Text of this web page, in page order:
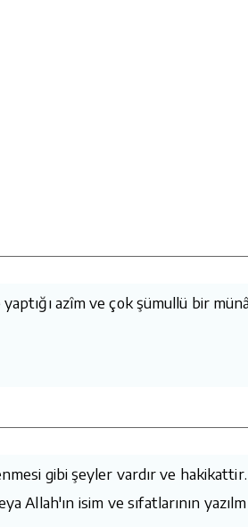
azîm ve çok şümullü bir
gibi şeyler vardır ve hakikattir.
isim ve sıfatlarının